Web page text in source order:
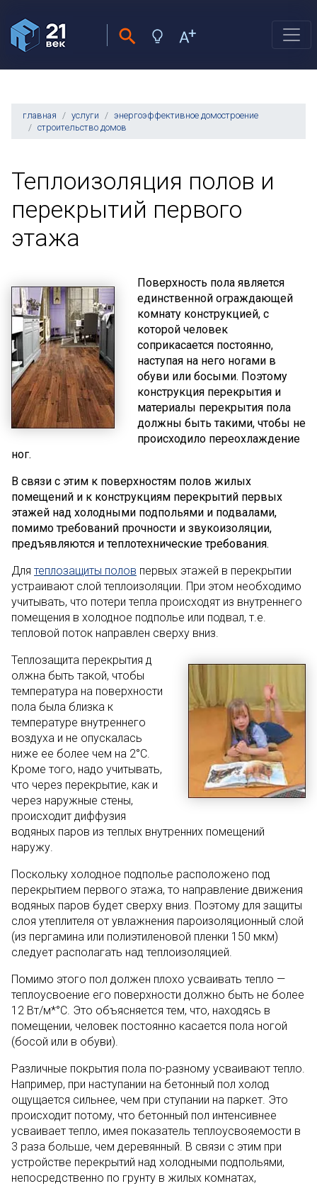
главная услуги
энергоэффективное домостроение
строительство домов
Теплоизоляция полов и
перекрытий первого
этажа
Поверхность пола является
единственной ограждающей
комнату конструкцией, с
которой человек
соприкасается постоянно,
наступая на него ногами в
обуви или босыми. Поэтому
конструкция перекрытия и
материалы перекрытия пола
должны быть такими, чтобы не
происходило переохлаждение
ног.
В связи с этим к поверхностям полов жилых
помещений и к конструкциям перекрытий первых
этажей над холодными подпольями и подвалами,
помимо требований прочности и звукоизоляции,
предъявляются и теплотехнические требования.
Для теплозащиты полов первых этажей в перекрытии
устраивают слой теплоизоляции. При этом необходимо
учитывать, что потери тепла происходят из внутреннего
помещения в холодное подполье или подвал, т.е.
тепловой поток направлен сверху вниз.
Теплозащита перекрытия д
олжна быть такой, чтобы
температура на поверхности
пола была близка к
температуре внутреннего
воздуха и не опускалась
ниже ее более чем на 2°C.
Кроме того, надо учитывать,
что через перекрытие, как и
через наружные стены,
происходит диффузия
водяных паров из теплых внутренних помещений
наружу.
Поскольку холодное подполье расположено под
перекрытием первого этажа, то направление движения
водяных паров будет сверху вниз. Поэтому для защиты
слоя утеплителя от увлажнения пароизоляционный слой
(из пергамина или полиэтиленовой пленки 150 мкм)
следует располагать над теплоизоляцией.
Помимо этого пол должен плохо усваивать тепло —
теплоусвоение его поверхности должно быть не более
12 Вт/м*°C. Это объясняется тем, что, находясь в
помещении, человек постоянно касается пола ногой
(босой или в обуви).
Различные покрытия пола по-разному усваивают тепло.
Например, при наступании на бетонный пол холод
ощущается сильнее, чем при ступании на паркет. Это
происходит потому, что бетонный пол интенсивнее
усваивает тепло, имея показатель теплоусвояемости в
3 раза больше, чем деревянный. В связи с этим при
устройстве перекрытий над холодными подпольями,
непосредственно по грунту в жилых комнатах,